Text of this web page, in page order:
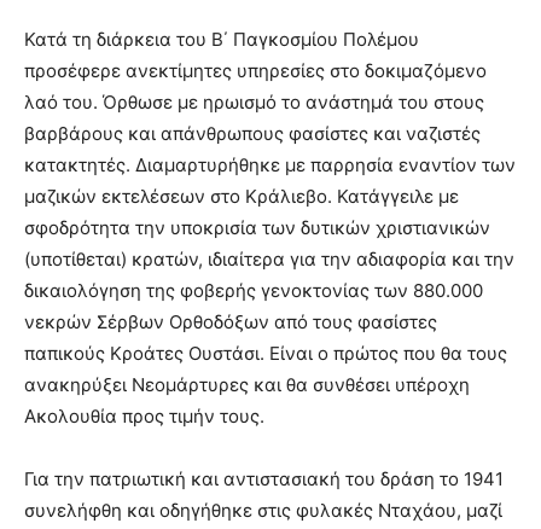
Κατά τη διάρκεια του Β΄ Παγκοσμίου Πολέμου
προσέφερε ανεκτίμητες υπηρεσίες στο δοκιμαζόμενο
λαό του. Όρθωσε με ηρωισμό το ανάστημά του στους
βαρβάρους και απάνθρωπους φασίστες και ναζιστές
κατακτητές. Διαμαρτυρήθηκε με παρρησία εναντίον των
μαζικών εκτελέσεων στο Κράλιεβο. Κατάγγειλε με
σφοδρότητα την υποκρισία των δυτικών χριστιανικών
(υποτίθεται) κρατών, ιδιαίτερα για την αδιαφορία και την
δικαιολόγηση της φοβερής γενοκτονίας των 880.000
νεκρών Σέρβων Ορθοδόξων από τους φασίστες
παπικούς Κροάτες Ουστάσι. Είναι ο πρώτος που θα τους
ανακηρύξει Νεομάρτυρες και θα συνθέσει υπέροχη
Ακολουθία προς τιμήν τους.
Για την πατριωτική και αντιστασιακή του δράση το 1941
συνελήφθη και οδηγήθηκε στις φυλακές Νταχάου, μαζί